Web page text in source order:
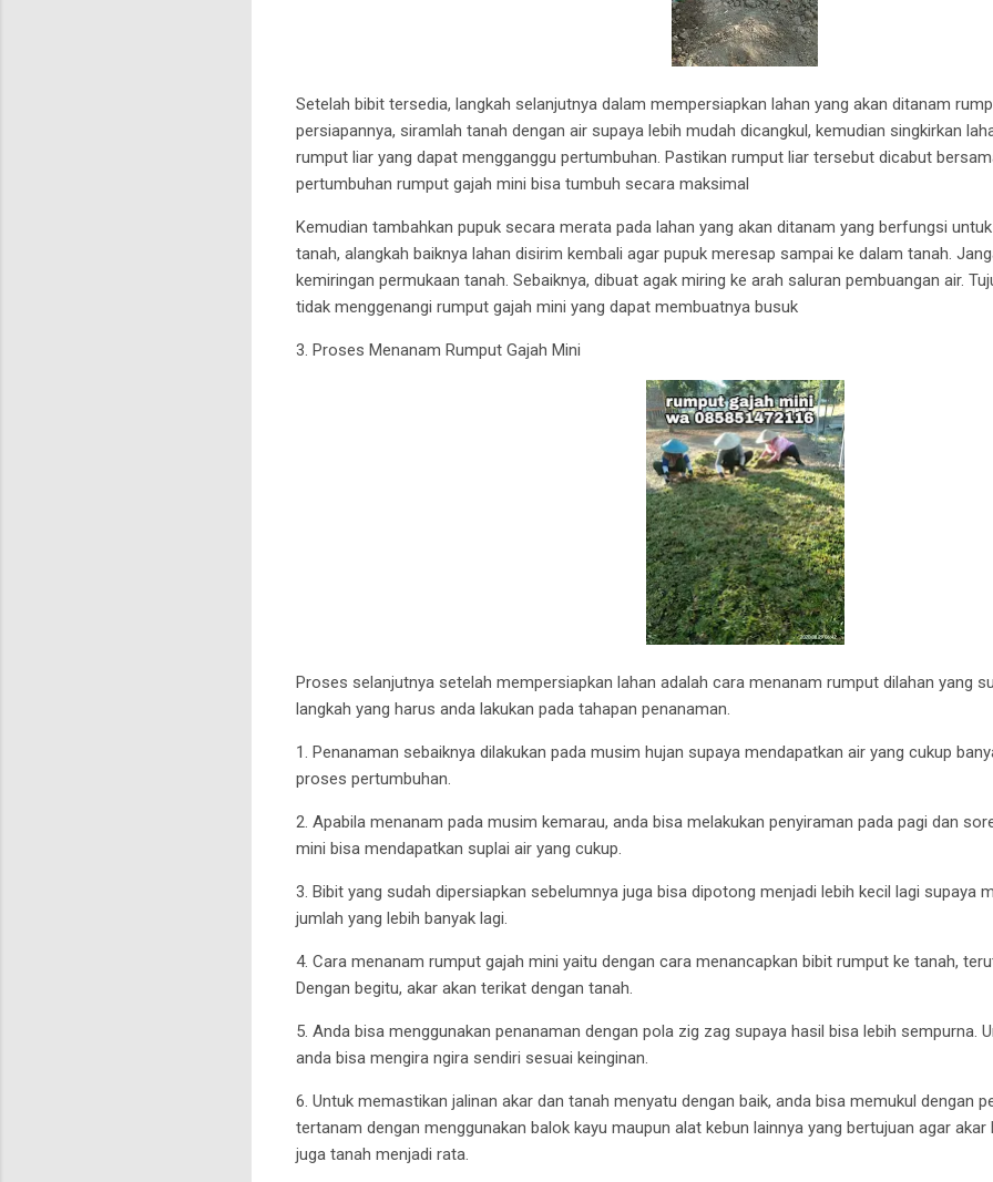
Setelah bibit tersedia, langkah selanjutnya dalam mempersiapkan lahan yang akan ditanam
persiapannya, siramlah tanah dengan air supaya lebih mudah dicangkul, kemudian singkirkan
rumput liar yang dapat mengganggu pertumbuhan. Pastikan rumput liar tersebut dicabut
pertumbuhan rumput gajah mini bisa tumbuh secara maksimal
Kemudian tambahkan pupuk secara merata pada lahan yang akan ditanam yang berfungsi
tanah, alangkah baiknya lahan disirim kembali agar pupuk meresap sampai ke dalam tanah.
kemiringan permukaan tanah. Sebaiknya, dibuat agak miring ke arah saluran pembuangan air.
tidak menggenangi rumput gajah mini yang dapat membuatnya busuk
3. Proses Menanam Rumput Gajah Mini
Proses selanjutnya setelah mempersiapkan lahan adalah cara menanam rumput dilahan yang
langkah yang harus anda lakukan pada tahapan penanaman.
1. Penanaman sebaiknya dilakukan pada musim hujan supaya mendapatkan air yang cukup
proses pertumbuhan.
2. Apabila menanam pada musim kemarau, anda bisa melakukan penyiraman pada pagi dan
mini bisa mendapatkan suplai air yang cukup.
3. Bibit yang sudah dipersiapkan sebelumnya juga bisa dipotong menjadi lebih kecil lagi supaya
jumlah yang lebih banyak lagi.
4. Cara menanam rumput gajah mini yaitu dengan cara menancapkan bibit rumput ke tanah,
Dengan begitu, akar akan terikat dengan tanah.
5. Anda bisa menggunakan penanaman dengan pola zig zag supaya hasil bisa lebih sempurna.
anda bisa mengira ngira sendiri sesuai keinginan.
6. Untuk memastikan jalinan akar dan tanah menyatu dengan baik, anda bisa memukul dengan
tertanam dengan menggunakan balok kayu maupun alat kebun lainnya yang bertujuan agar
juga tanah menjadi rata.